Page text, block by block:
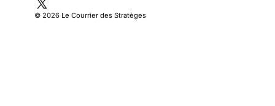
© 2026 Le Courrier des Stratèges